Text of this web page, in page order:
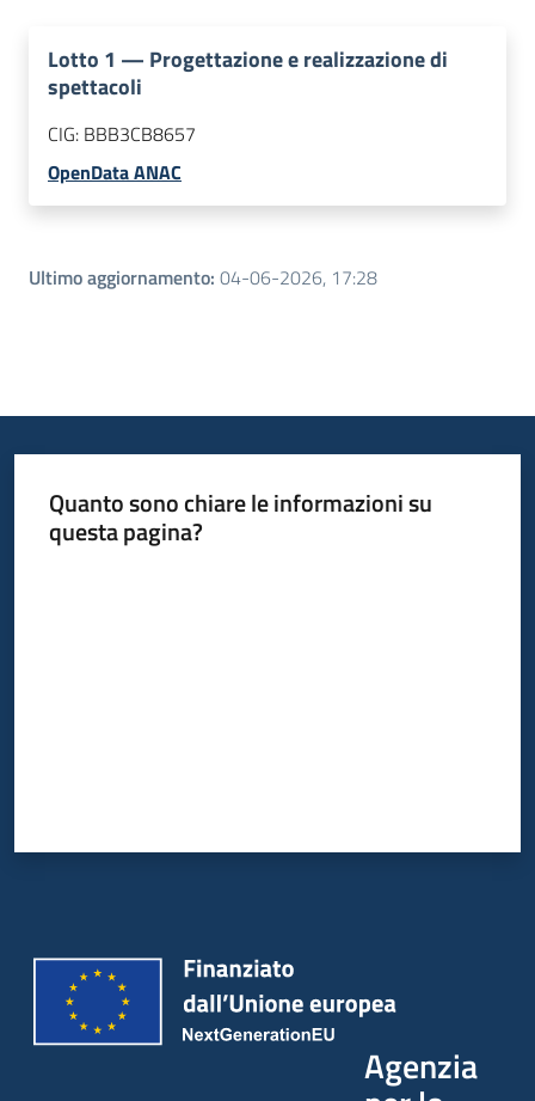
Lotto 1 — Progettazione e realizzazione di
spettacoli
CIG: BBB3CB8657
OpenData ANAC
Ultimo aggiornamento: 04-06-2026, 17:28
Quanto sono chiare le informazioni su
questa pagina?
Agenzia